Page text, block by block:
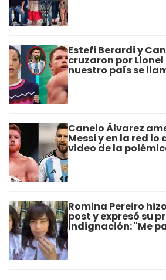
Estefi Berardi y
cruzaron por Lionel
nuestro país se
Canelo Álvarez
Messi y en la red lo
video de la
Romina Pereiro
post y expresó su
indignación: "Me